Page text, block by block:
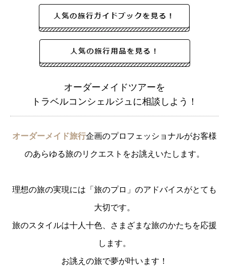
オーダーメイドツアーを
トラベルコンシェルジュに相談しよう！
オーダーメイド旅行企画のプロフェッショナルがお客様
のあらゆる旅のリクエストをお誂えいたします。
理想の旅の実現には「旅のプロ」のアドバイスがとても
大切です。
旅のスタイルは十人十色、さまざまな旅のかたちを応援
します。
お誂えの旅で夢が叶います！